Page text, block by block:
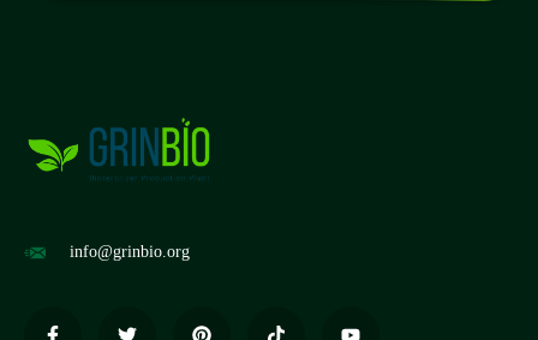
info@grinbio.org